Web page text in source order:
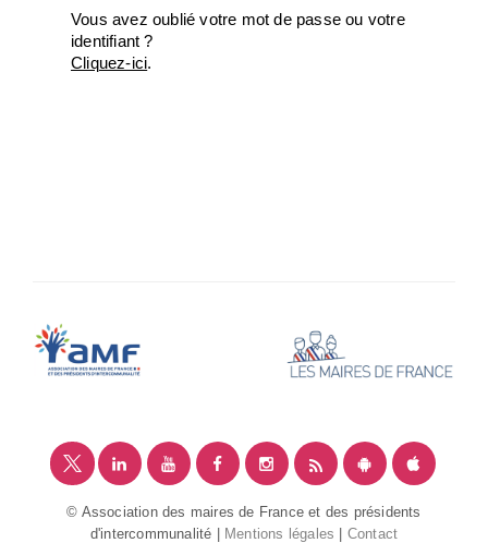
Vous avez oublié votre mot de passe ou votre
identifiant ?
Cliquez-ici.
© Association des maires de France et des présidents
d'intercommunalité |
Mentions légales Contact